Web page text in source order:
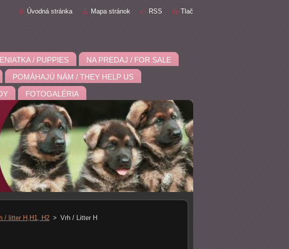
Úvodná stránka Mapa stránok RSS Tlač
/ PUPPIES NA PREDAJ / FOR SALE
POMÁHAJÚ NÁM / THEY HELP US
FOTOGALÉRIA
/ litter H,H1, H2 > Vrh / Litter H